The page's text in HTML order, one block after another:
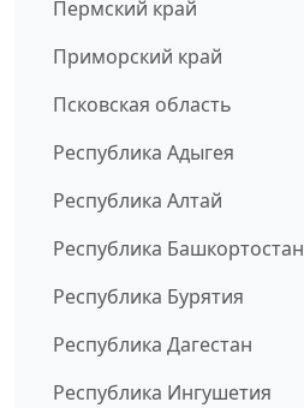
Пермский край
Приморский край
Псковская область
Республика Адыгея
Республика Алтай
Республика Башкортостан
Республика Бурятия
Республика Дагестан
Республика Ингушетия